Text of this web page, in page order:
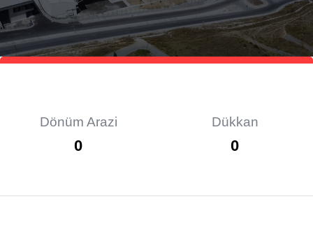
Dönüm Arazi
0
Dükkan
0